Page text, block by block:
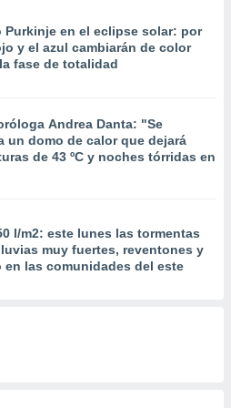
Purkinje en el eclipse solar: por
y el azul cambiarán de color
fase de totalidad
Andrea Danta: "Se
un domo de calor que dejará
de 43 ºC y noches tórridas en
l/m2: este lunes las tormentas
muy fuertes, reventones y
en las comunidades del este